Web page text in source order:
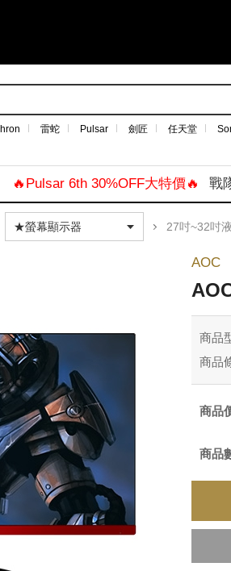
雷蛇 Pulsar 劍匠 任天堂
🔥Pulsar 6th 30%OFF大特價🔥 戰
27吋~32吋
AOC
商品
商品
商品
商品